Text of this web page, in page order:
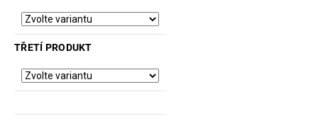
TŘETÍ PRODUKT
u
č
u
m